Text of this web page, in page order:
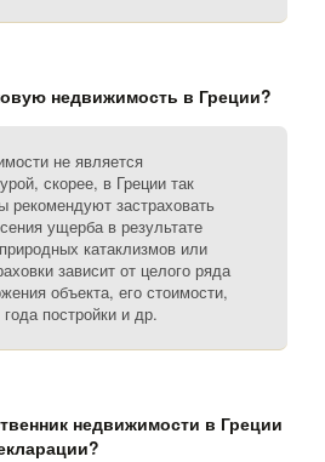
недвижимость в Греции?
не является
скорее, в Греции так
рекомендуют застраховать
ущерба в результате
катаклизмов или
зависит от целого ряда
объекта, его стоимости,
постройки и др.
недвижимости в Греции